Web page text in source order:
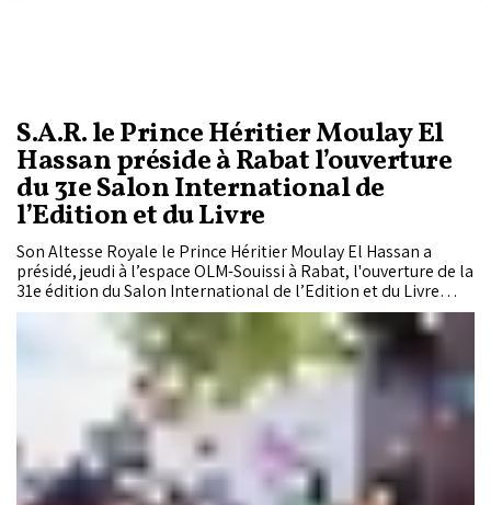
S.A.R. le Prince Héritier Moulay El
Hassan préside à Rabat l’ouverture
du 31e Salon International de
l’Edition et du Livre
Son Altesse Royale le Prince Héritier Moulay El Hassan a
présidé, jeudi à l’espace OLM-Souissi à Rabat, l'ouverture de la
31e édition du Salon International de l’Edition et du Livre
(SIEL), organisée du 1er au 10 mai, sous le Haut Patronage de
Sa Majesté le Roi Mohammed VI, que Dieu L’assiste.